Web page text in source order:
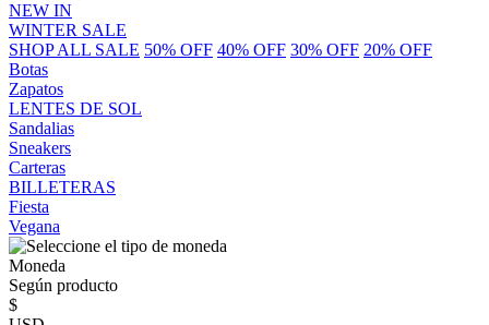
NEW IN
WINTER SALE
SHOP ALL SALE 50% OFF 40% OFF 30% OFF 20% OFF
Botas
Zapatos
LENTES DE SOL
Sandalias
Sneakers
Carteras
BILLETERAS
Fiesta
Vegana
Moneda
Según producto
$